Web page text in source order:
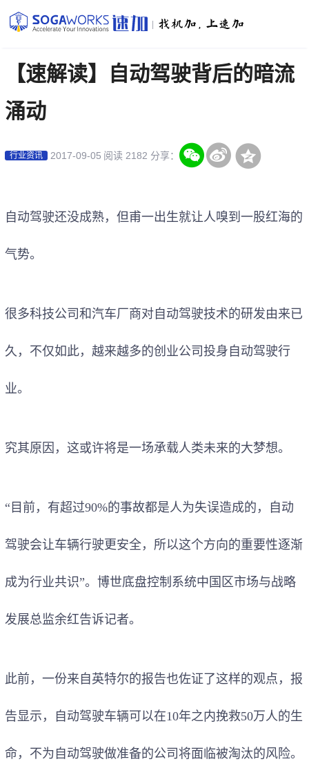
【速解读】自动驾驶背后的暗流
涌动
行业资讯 2017-09-05 阅读 2182 分享：
自动驾驶还没成熟，但甫一出生就让人嗅到一股红海的
气势。
很多科技公司和汽车厂商对自动驾驶技术的研发由来已
久，不仅如此，越来越多的创业公司投身自动驾驶行
业。
究其原因，这或许将是一场承载人类未来的大梦想。
“目前，有超过90%的事故都是人为失误造成的，自动
驾驶会让车辆行驶更安全，所以这个方向的重要性逐渐
成为行业共识”。博世底盘控制系统中国区市场与战略
发展总监余红告诉记者。
此前，一份来自英特尔的报告也佐证了这样的观点，报
告显示，自动驾驶车辆可以在10年之内挽救50万人的生
命，不为自动驾驶做准备的公司将面临被淘汰的风险。